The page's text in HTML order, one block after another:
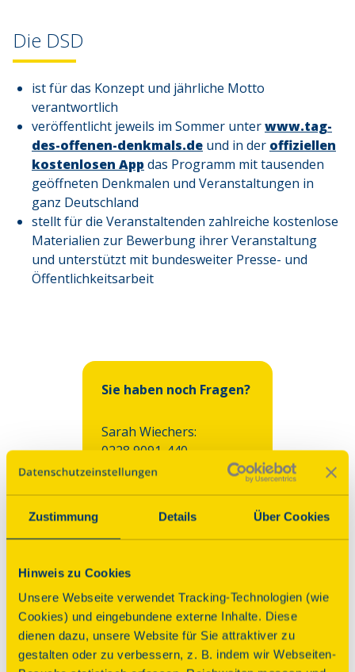
Zustimmung Details Über Cookies
Hinweis zu Cookies
Unsere Webseite verwendet Tracking-Technologien (wie
Cookies) und eingebundene externe Inhalte. Diese
dienen dazu, unsere Website für Sie attraktiver zu
gestalten oder zu verbessern, z. B. indem wir Webseiten-
Die DSD
ist für das Konzept und jährliche Motto
verantwortlich
veröffentlicht jeweils im Sommer unterwww.tag-
des-offenen-denkmals.de und in der offiziellen
kostenlosen App das Programm mit tausenden
geöffneten Denkmalen und Veranstaltungen in
ganz Deutschland
stellt für die Veranstaltenden zahlreiche kostenlose
Materialien zur Bewerbung ihrer Veranstaltung
und unterstützt mit bundesweiter Presse- und
Öffentlichkeitsarbeit
Sie haben noch Fragen?
Sarah Wiechers:
0228 9091-440
0228 9091-487
Lukas Fegers:
0228 9091-488
Mailen Sie uns!